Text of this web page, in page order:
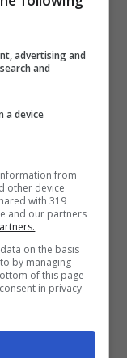
che non
i
lista della
Junior.
uno dei
advertising and
and
a device
from
other device
with 319
and our partners
on the basis
by managing
of this page
in privacy